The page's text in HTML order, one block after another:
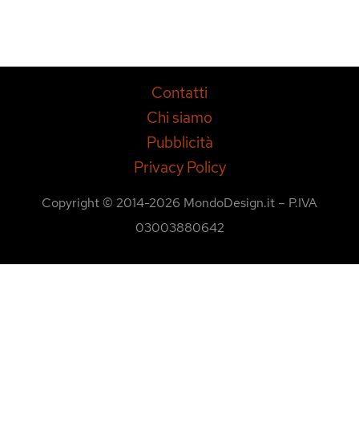
Contatti
Chi siamo
Pubblicità
Privacy Policy
Copyright © 2014-2026 MondoDesign.it – P.IVA
03003880642